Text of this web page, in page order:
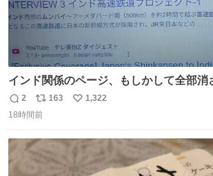
インド関係のページ、もしかして全部消
返
信
2
リ
ポ
ト
数
163
い
1,322
18時間前